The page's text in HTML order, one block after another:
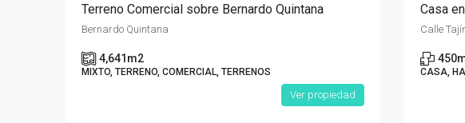
Terreno Comercial sobre Bernardo Quintana
Bernardo Quintana
4,641m2
MIXTO, TERRENO, COMERCIAL, TERRENOS
Ver propiedad
Casa
450
CASA,